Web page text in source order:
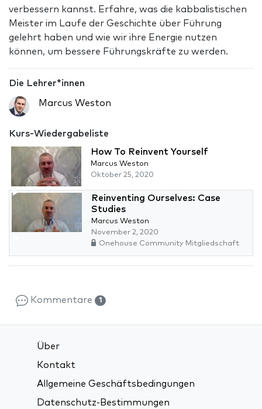
verbessern kannst. Erfahre, was die kabbalistischen
Meister im Laufe der Geschichte über Führung
gelehrt haben und wie wir ihre Energie nutzen
können, um bessere Führungskräfte zu werden.
Die Lehrer*innen
Marcus Weston
Kurs-Wiedergabeliste
How To Reinvent Yourself
Marcus Weston
Oktober 25, 2020
Reinventing Ourselves: Case
Studies
Marcus Weston
November 2, 2020
Onehouse Community Mitgliedschaft
Kommentare 1
Über
Kontakt
Allgemeine Geschäftsbedingungen
Datenschutz-Bestimmungen